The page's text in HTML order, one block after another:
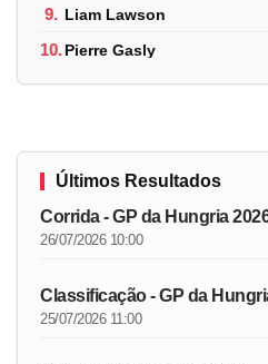
9. Liam Lawson
10.Pierre Gasly
Últimos Resultados
Corrida - GP da Hungria
26/07/2026 10:00
Classificação - GP da
25/07/2026 11:00